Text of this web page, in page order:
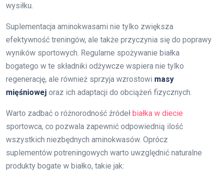
wysiłku.
Suplementacja aminokwasami nie tylko zwiększa
efektywność treningów, ale także przyczynia się do poprawy
wyników sportowych. Regularne spożywanie białka
bogatego w te składniki odżywcze wspiera nie tylko
regenerację, ale również sprzyja wzrostowi masy
mięśniowej oraz ich adaptacji do obciążeń fizycznych.
Warto zadbać o różnorodność źródeł białka w diecie
sportowca, co pozwala zapewnić odpowiednią ilość
wszystkich niezbędnych aminokwasów. Oprócz
suplementów potreningowych warto uwzględnić naturalne
produkty bogate w białko, takie jak: